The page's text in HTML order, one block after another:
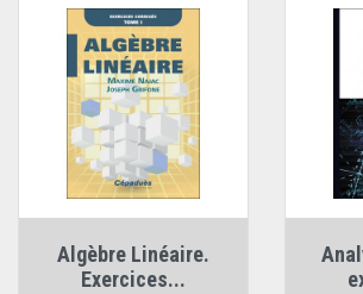
Algèbre Linéaire.
Exercices...